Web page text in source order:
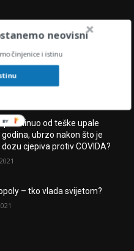
: KAMO IDU HRVATSKAI
preminuo od teške upale
godina, ubrzo nakon što je
cjepiva protiv COVIDA?
– tko vlada svijetom?
neovisni
činjenice i istinu
BY